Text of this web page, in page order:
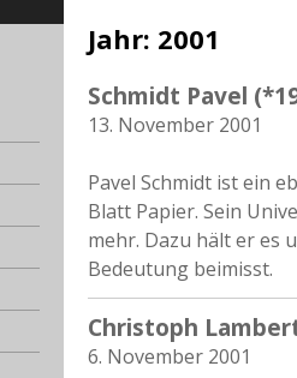
Jahr: 2001
Schmidt Pavel
13. November 2001
Pavel Schmidt ist ein
Blatt Papier. Sein
mehr. Dazu hält er es
Bedeutung beimisst.
Christoph
6. November 2001